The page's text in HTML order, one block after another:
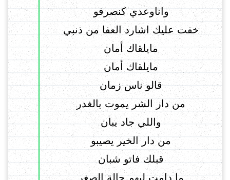
واناوعدي كنصرفو
خفت عليك اشارد العفا من ذنبي
مايلقاك أمان
مايلقاك أمان
قالو ناس زمان
من دار الشر يموت بالغدر
واللي جاد يبان
من دار الخير يصيبو
قبلك فاتو شبان